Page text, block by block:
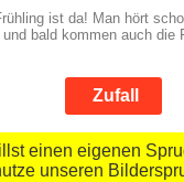
ist da! Man hört
und bald kommen auch die
Zufall
einen eigenen
unseren